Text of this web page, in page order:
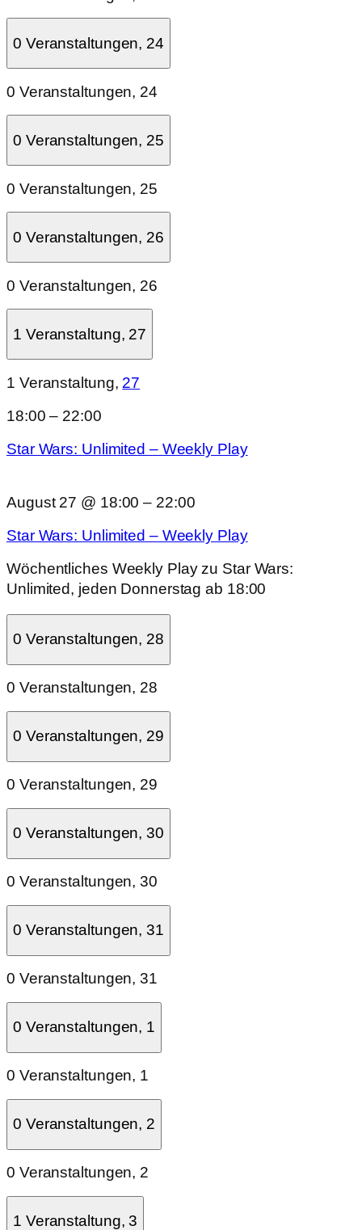
0 Veranstaltungen, 24
0 Veranstaltungen, 24
0 Veranstaltungen, 25
0 Veranstaltungen, 25
0 Veranstaltungen, 26
0 Veranstaltungen, 26
1 Veranstaltung, 27
1 Veranstaltung, 27
18:00– 22:00
Star Wars: Unlimited – Weekly Play
August 27 @ 18:00 – 22:00
Star Wars: Unlimited – Weekly Play
Wöchentliches Weekly Play zu Star Wars:
Unlimited, jeden Donnerstag ab 18:00
0 Veranstaltungen, 28
0 Veranstaltungen, 28
0 Veranstaltungen, 29
0 Veranstaltungen, 29
0 Veranstaltungen,30
0 Veranstaltungen,30
0 Veranstaltungen,31
0 Veranstaltungen,31
0 Veranstaltungen, 1
0 Veranstaltungen, 1
0 Veranstaltungen, 2
0 Veranstaltungen, 2
1 Veranstaltung,3